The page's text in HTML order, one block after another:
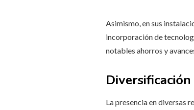
Asimismo, en sus
incorporación de
notables ahorros y
La presencia en diversas